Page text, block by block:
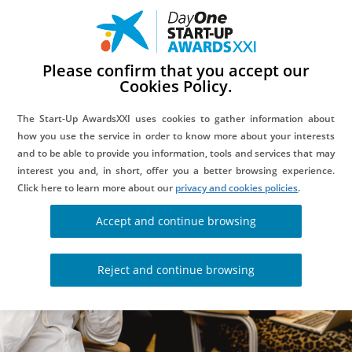
Please confirm that you accept our
Cookies Policy.
The Start-Up AwardsXXI uses cookies to gather information about
how you use the service in order to know more about your interests
and to be able to provide you information, tools and services that may
interest you and, in short, offer you a better browsing experience.
Click here to learn more about our privacy and cookies policies.
Accept and continue browsing
Reject and continue browsing
BLOG